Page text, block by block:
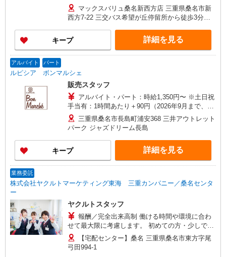
※試用期間中も条件は同じです
マックスバリュ桑名新西方店 三重県桑名市新
西方7-22 三交バス希望が丘停留所から徒歩3分※
キープ 詳細を見る
アルバイト パート
ルピシア ボンマルシェ
販売スタッフ
アルバイト・パート：時給1,350円〜 ※土日祝
手当有：1時間あたり＋90円（2026年9月まで、初
回雇用期間を除く） ※試用期間有（1ヵ月）：給
与同条件 ※初回雇用期間：3ヵ月・その後半年ご
との契約更新 ◇新人研修3日間あり：給与同条件
三重県桑名市長島町浦安368 三井アウトレット
パーク ジャズドリーム長島
キープ 詳細を見る
業務委託
株式会社ヤクルトマーケティング東海 三重カンパニー／桑名センタ
ー
ヤクルトスタッフ
報酬／完全出来高制 働ける時間や環境に合わ
せて最大限に考慮します。 初めての方・少しでも
不安のある方、お気軽にお問い合わせください！
※収入補償／ 100,000円/月 ※収入補償期間／6
ヶ月間 ※研修費用手当支給21,000円（10日間
【宅配センター】桑名 三重県桑名市東方字尾
弓田994-1